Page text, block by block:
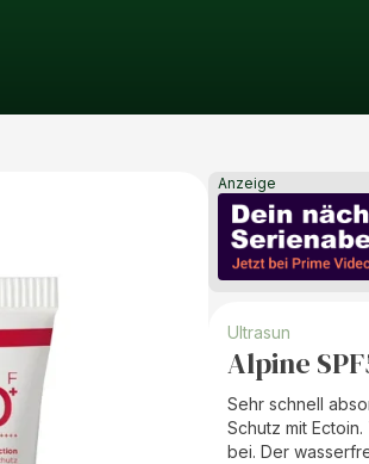
Anzeige
Ultrasun
Alpine
Sehr schnell
Schutz mit
bei. Der